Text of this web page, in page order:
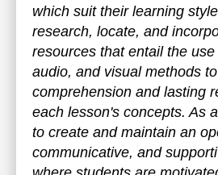
which suit their learning
research, locate, and
resources that entail the use
audio, and visual methods
comprehension and lasting
each lesson's concepts. As
to create and maintain an
communicative, and